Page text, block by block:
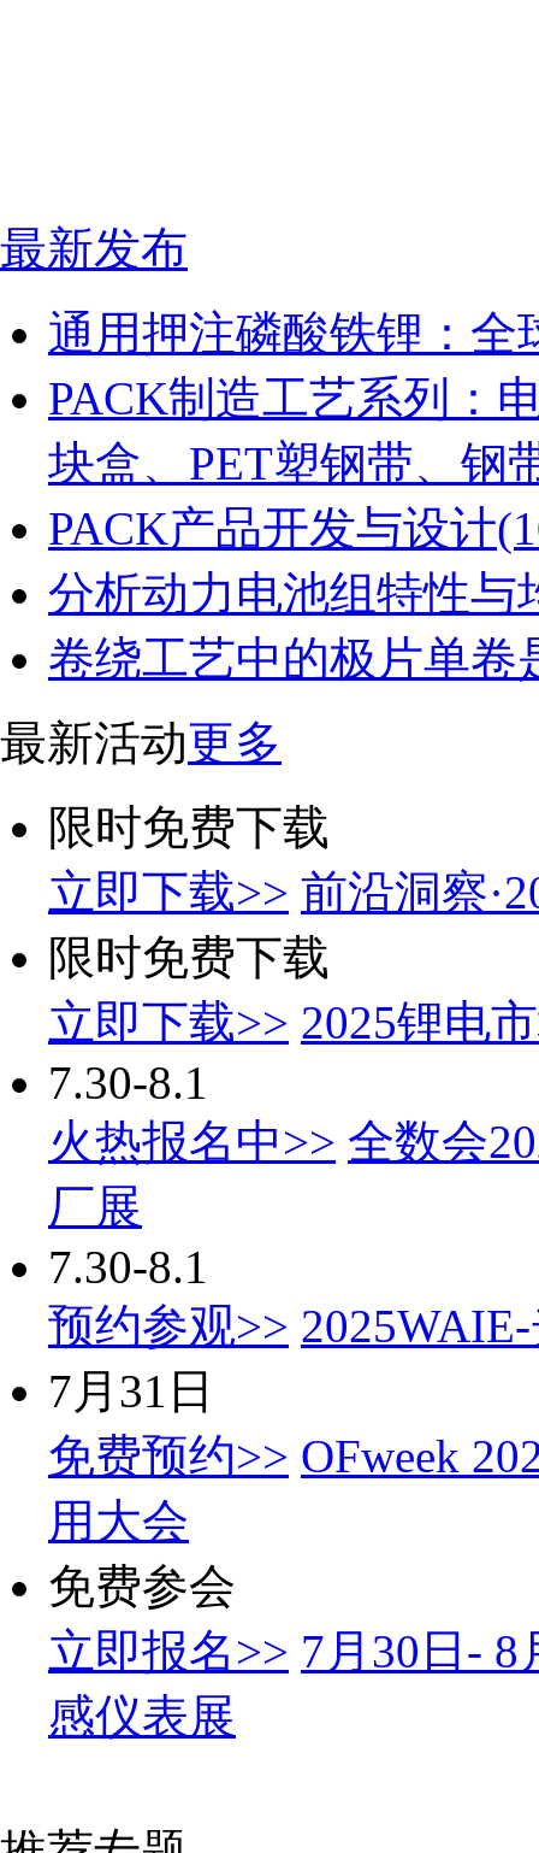
最新发布
通用押注磷酸铁锂：全
PACK制造工艺系列：
块盒、PET塑钢带、钢
PACK产品开发与设计
分析动力电池组特性与
卷绕工艺中的极片单卷
最新活动更多
限时免费下载
立即下载>> 前沿洞察
限时免费下载
立即下载>> 2025锂电
7.30-8.1
火热报名中>> 全数会
厂展
7.30-8.1
预约参观>>
7月31日
免费预约>> OFweek
用大会
免费参会
立即报名>> 7月30日- 8
感仪表展